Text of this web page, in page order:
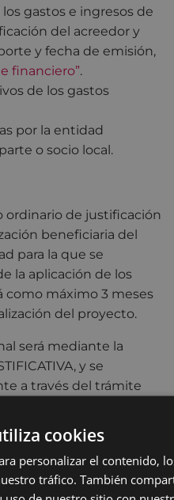
gastos e ingresos de
del acreedor y
y fecha de emisión,
financiero”.
de los gastos
por la entidad
o socio local.
ordinario de justificación
beneficiaria del
para la que se
la aplicación de los
como máximo 3 meses
del proyecto.
será mediante la
y se
a través del trámite
electrónicamente para
las actividades
obtenidos, según
cookies
personalizar el contenido,
tráfico. También